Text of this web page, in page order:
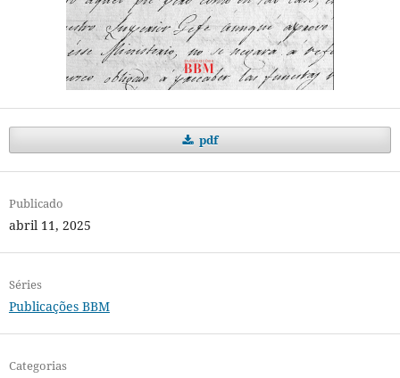
pdf
Publicado
abril 11, 2025
Séries
Publicações BBM
Categorias